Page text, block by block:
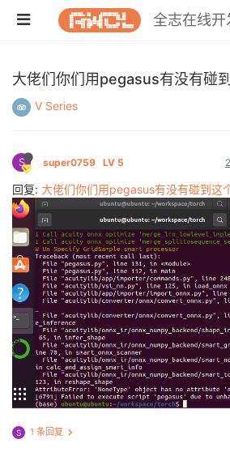
全志在线开
大佬们你们用pegasus有没有碰
V Series
S super0759 LV 5
回复: 大佬们你们用pegasus有没有碰到这
S 1 条回复